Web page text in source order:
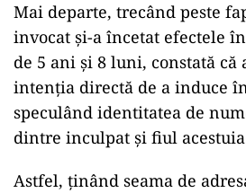
Mai departe, trecând peste
invocat și-a încetat efectele
de 5 ani și 8 luni, constată că
intenția directă de a induce
speculând identitatea de
dintre inculpat și fiul
Astfel, ținând seama de